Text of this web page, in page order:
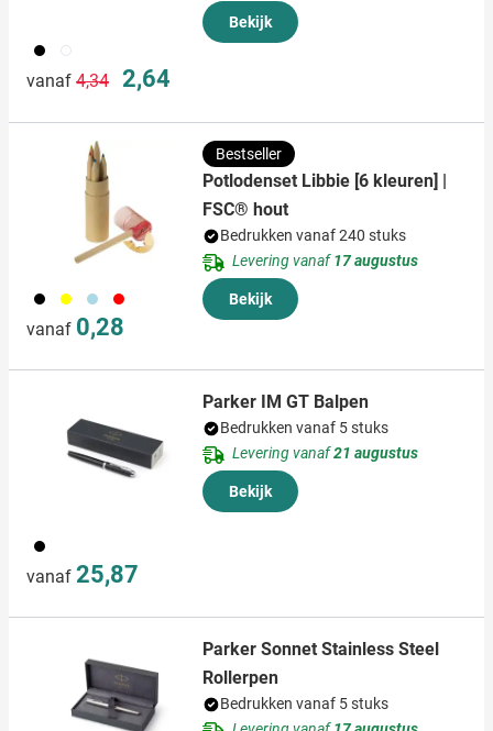
001 002
vanaf Normale prijs
4,34 Speciale prijs
2,64
Bekijk
001 006 018 008
vanaf 0,28
Bestseller
Potlodenset Libbie [6 kleuren] |
FSC® hout
Bedrukken vanaf 240 stuks
Levering vanaf17 augustus
Bekijk
001
vanaf 25,87
Parker IM GT Balpen
Bedrukken vanaf 5 stuks
Levering vanaf21 augustus
Bekijk
Parker Sonnet Stainless Steel
Rollerpen
Bedrukken vanaf 5 stuks